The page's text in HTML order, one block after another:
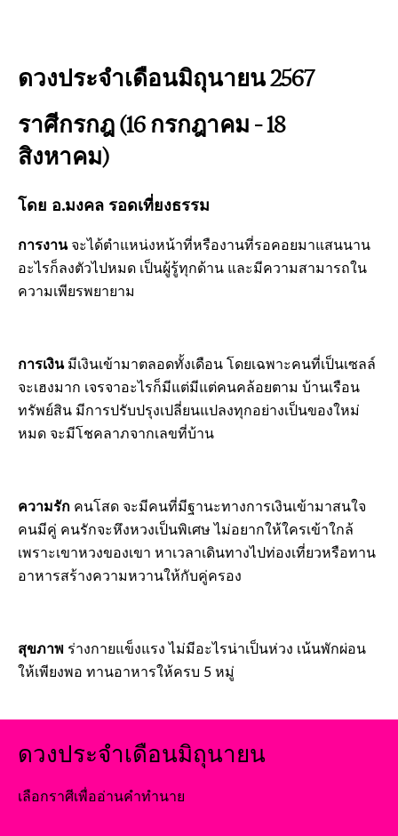
ดวงประจำเดือนมิถุนายน 2567
ราศีกรกฎ (16 กรกฎาคม – 18
สิงหาคม)
โดย อ.มงคล รอดเที่ยงธรรม
การงานจะได้ตำแหน่งหน้าที่หรืองานที่รอคอยมาแสนนาน
อะไรก็ลงตัวไปหมด เป็นผู้รู้ทุกด้าน และมีความสามารถใน
ความเพียรพยายาม
การเงิน มีเงินเข้ามาตลอดทั้งเดือน โดยเฉพาะคนที่เป็นเซลล์
จะเฮงมาก เจรจาอะไรก็มีแต่มีแต่คนคล้อยตาม บ้านเรือน
ทรัพย์สิน มีการปรับปรุงเปลี่ยนแปลงทุกอย่างเป็นของใหม่
หมด จะมีโชคลาภจากเลขที่บ้าน
ความรัก คนโสด จะมีคนที่มีฐานะทางการเงินเข้ามาสนใจ
คนมีคู่ คนรักจะหึงหวงเป็นพิเศษ ไม่อยากให้ใครเข้าใกล้
เพราะเขาหวงของเขา หาเวลาเดินทางไปท่องเที่ยวหรือทาน
อาหารสร้างความหวานให้กับคู่ครอง
สุขภาพ ร่างกายแข็งแรง ไม่มีอะไรน่าเป็นห่วง เน้นพักผ่อน
ให้เพียงพอ ทานอาหารให้ครบ 5 หมู่
ดวงประจำเดือนมิถุนายน
เลือกราศีเพื่ออ่านคำทำนาย